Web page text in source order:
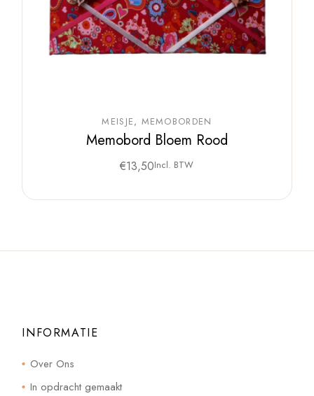
MEISJE MEMOBORDEN
Memobord Bloem Rood
€13,50Incl. BTW
INFORMATIE
Over Ons
In opdracht gemaakt